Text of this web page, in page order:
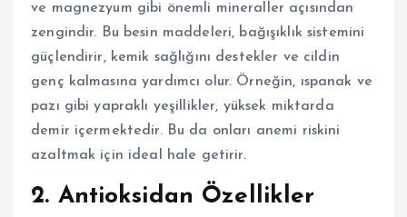
ve magnezyum gibi önemli mineraller açısından
zengindir. Bu besin maddeleri, bağışıklık sistemini
güçlendirir, kemik sağlığını destekler ve cildin
genç kalmasına yardımcı olur. Örneğin, ıspanak ve
pazı gibi yapraklı yeşillikler, yüksek miktarda
demir içermektedir. Bu da onları anemi riskini
azaltmak için ideal hale getirir.
2. Antioksidan Özellikler